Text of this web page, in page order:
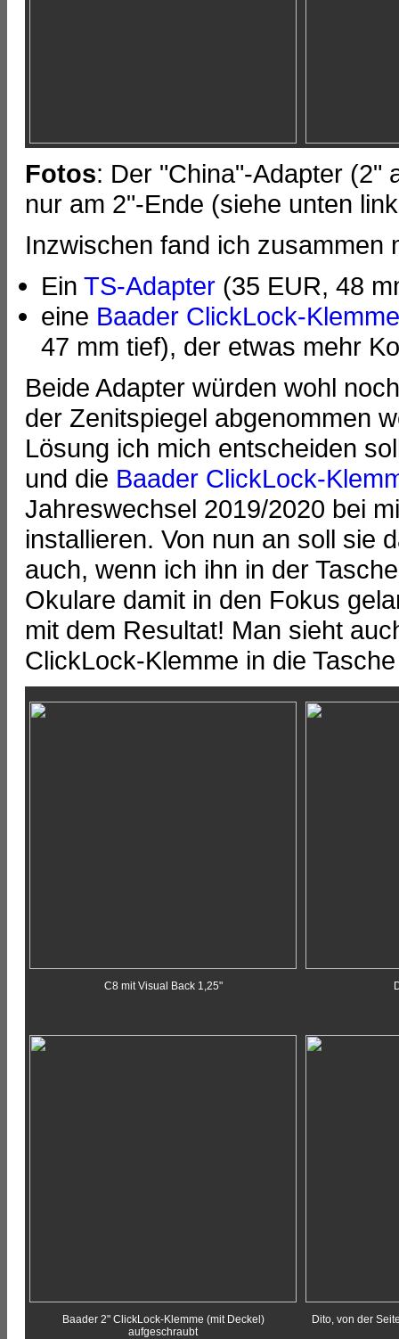
Fotos: Der "China"-Adapter (2"
nur am 2"-Ende (siehe unten
Inzwischen fand ich zusammen
Ein TS-Adapter (35 EUR, 48
eine Baader ClickLock-Klemme
47 mm tief), der etwas mehr
Beide Adapter würden wohl
der Zenitspiegel abgenommen
Lösung ich mich entscheiden
und die Baader ClickLock-
Jahreswechsel 2019/2020 bei
installieren. Von nun an soll sie
auch, wenn ich ihn in der
Okulare damit in den Fokus
mit dem Resultat! Man sieht
ClickLock-Klemme in die
C8 mit Visual Back 1,25"
Baader 2" ClickLock-Klemme (mit Deckel)
aufgeschraubt
Dito, von der